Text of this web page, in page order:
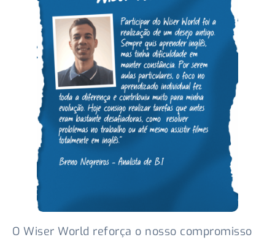
O Wiser World reforça o nosso compromisso